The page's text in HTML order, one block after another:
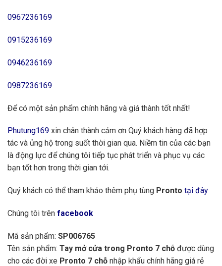
0967236169
0915236169
0946236169
0987236169
Để có một sản phẩm chính hãng và giá thành tốt nhất!
Phutung169 xin chân thành cảm ơn Quý khách hàng đã hợp
tác và ủng hộ trong suốt thời gian qua. Niềm tin của các bạn
là động lực để chúng tôi tiếp tục phát triển và phục vụ các
bạn tốt hơn trong thời gian tới.
Quý khách có thể tham khảo thêm phụ tùng Pronto tại đây
Chúng tôi trên facebook
Mã sản phẩm: SP006765
Tên sản phẩm: Tay mở cửa trong Pronto 7 chỗ được dùng
cho các đời xe Pronto 7 chỗ nhập khẩu chính hãng giá rẻ